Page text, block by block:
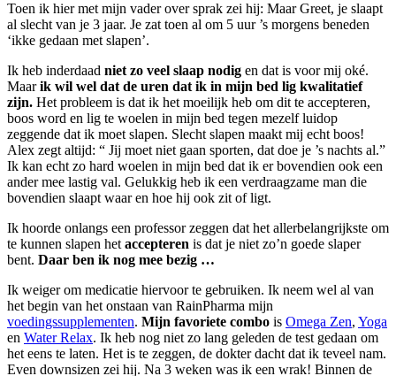
Toen ik hier met mijn vader over sprak zei hij: Maar Greet, je slaapt
al slecht van je 3 jaar. Je zat toen al om 5 uur ’s morgens beneden
‘ikke gedaan met slapen’.
Ik heb inderdaad niet zo veel slaap nodig en dat is voor mij oké.
Maarik wil wel dat de uren dat ik in mijn bed lig kwalitatief
zijn. Het probleem is dat ik het moeilijk heb om dit te accepteren,
boos word en lig te woelen in mijn bed tegen mezelf luidop
zeggende dat ik moet slapen. Slecht slapen maakt mij echt boos!
Alex zegt altijd: “ Jij moet niet gaan sporten, dat doe je ’s nachts al.”
Ik kan echt zo hard woelen in mijn bed dat ik er bovendien ook een
ander mee lastig val. Gelukkig heb ik een verdraagzame man die
bovendien slaapt waar en hoe hij ook zit of ligt.
Ik hoorde onlangs een professor zeggen dat het allerbelangrijkste om
te kunnen slapen het accepteren is dat je niet zo’n goede slaper
bent. Daar ben ik nog mee bezig …
Ik weiger om medicatie hiervoor te gebruiken. Ik neem wel al van
het begin van het onstaan van RainPharma mijn
voedingssupplementen. Mijn favoriete combo is Omega Zen, Yoga
en Water Relax. Ik heb nog niet zo lang geleden de test gedaan om
het eens te laten. Het is te zeggen, de dokter dacht dat ik teveel nam.
Even downsizen zei hij. Na 3 weken was ik een wrak! Binnen de